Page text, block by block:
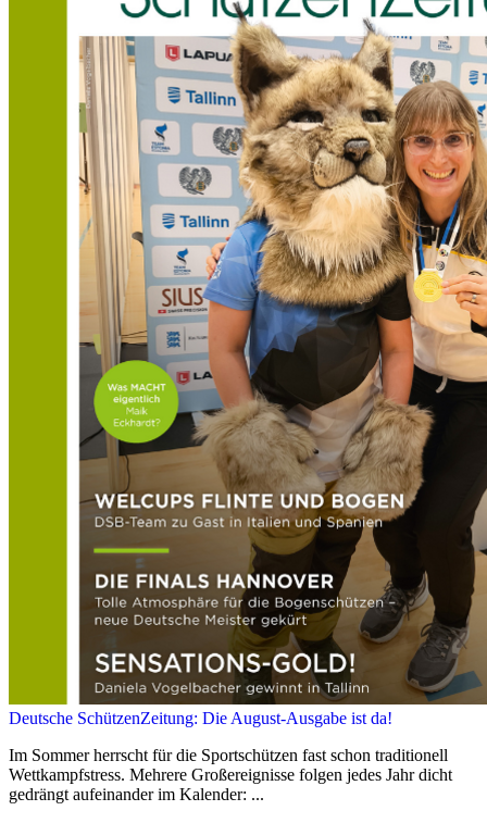
Deutsche SchützenZeitung: Die August-Ausgabe ist da!
Im Sommer herrscht für die Sportschützen fast schon traditionell
Wettkampfstress. Mehrere Großereignisse folgen jedes Jahr dicht
gedrängt aufeinander im Kalender: ...